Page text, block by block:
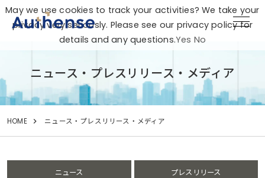
ニュース・プレスリリース・メディア
HOME ニュース・プレスリリース・メディア
ニュース プレスリリース
May we use cookies to track your activities? We take your
privacy very seriously. Please see our privacy policy for
details and any questions.Yes No